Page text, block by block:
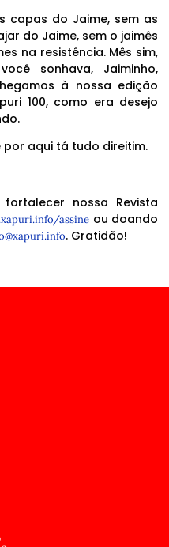
capas do Jaime, sem as
do Jaime, sem o jaimês
na resistência. Mês sim,
sonhava, Jaiminho,
à nossa edição
100, como era desejo
aqui tá tudo direitim.
nossa Revista
assine ou doando
. Gratidão!